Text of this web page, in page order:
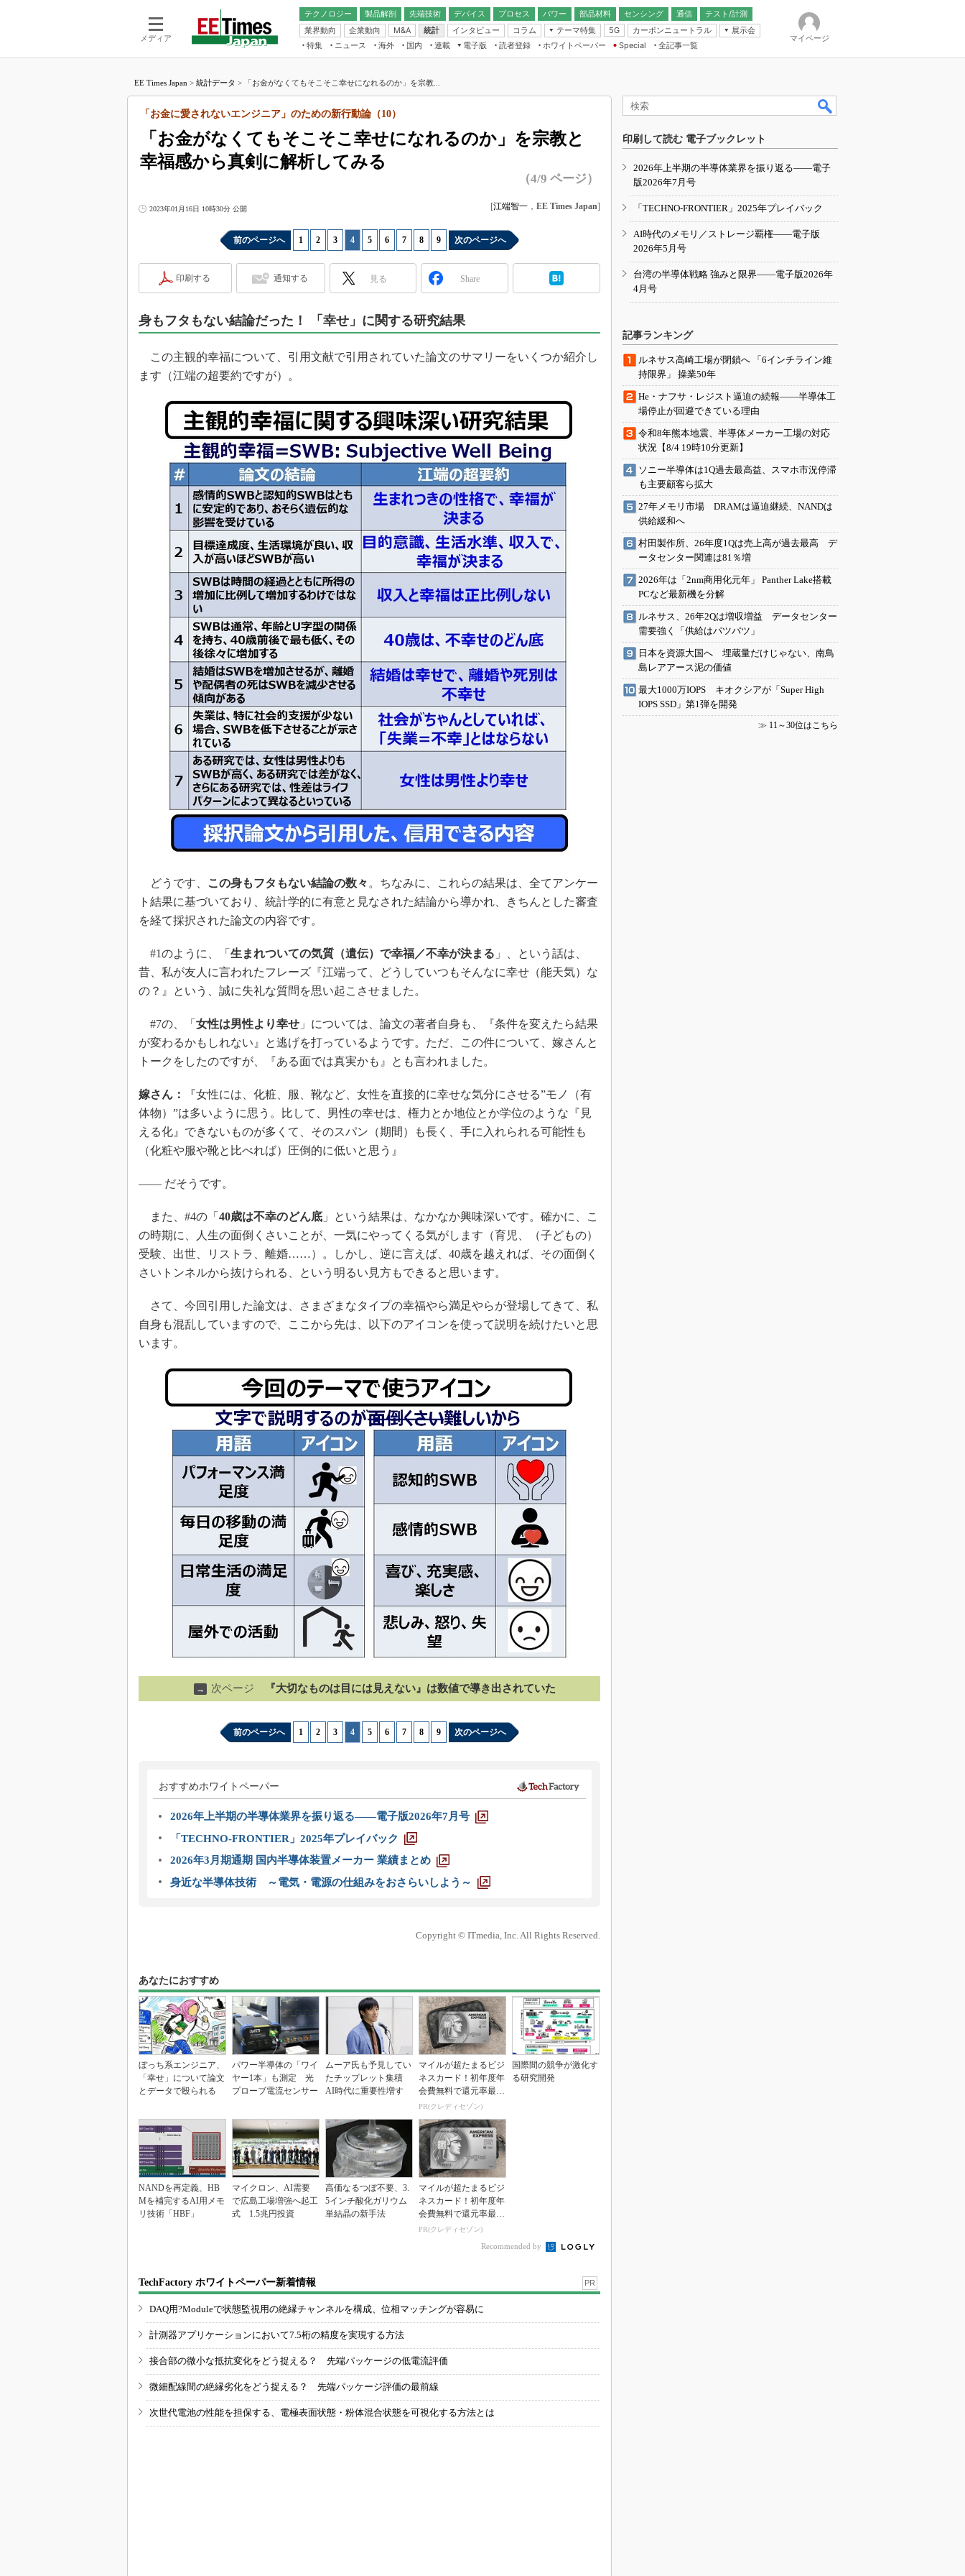
メディア
テクノロジー 製品解剖
先端技術
電池／エネルギー
デバイス
アナログ
マイコン
FPGA
プロセス パワー 部品材料 センシング
通信
無線
テスト/計測
業界動向
企業動向 M&A 統計 インタビュー コラム
テーマ特集
フィジカルAI
読者調査（EE Times Research）
電源設計（EDN Japan）
Japan）
5G カーボンニュートラル
展示会
IoT・エッジコンピューティング
EXPO
TECHNO-FRONTIER
人とくるま展
特集 ニュース 海外 国内
連載
福田昭のデバイス通信
湯之上隆のナノフォーカス
大山聡の業界スコープ
大原雄介のエレ・組み込みプレイバ
ック
踊るバズワード ～Behind the
Buzzword
この10年で起こったこと、次の10年
で起こること
光伝送技術を知る
“異端児エンジニア”が仕掛けた社内
改革、執念の180日
イノベーションは日本を救うのか
JASA発IoT通信
IHSアナリスト「未来展望」
「英語に愛されないエンジニア」の
ための新行動論
電子版
電子ブックレット
読者登録 ホワイトペーパー
Special
全記事一覧
マイページ
EE Times Japan > 統計データ > 「お金がなくてもそこそこ幸せになれるのか」を宗教...
「お金がなくてもそこそこ幸せになれるのか」を宗教と
幸福感から真剣に解析してみる
「お金に愛されないエンジニア」のための新行動論（10）
（4/9 ページ）
2023年01月16日 10時30分 公開 [江端智一 ， EE Times Japan]
前のページへ 1 2 3 4 5 6 7 8 9 次のページへ
印刷する 通知する 見る Share
身もフタもない結論だった！ 「幸せ」に関する研究結果
この主観的幸福について、引用文献で引用されていた論文のサマリーをいくつか紹介し
ます（江端の超要約ですが）。
どうです、 この身もフタもない結論の数々 。ちなみに、これらの結果は、全てアンケー
ト結果に基づいており、統計学的に有意と見なされた結論から導かれ、きちんとした審査
を経て採択された論文の内容です。
#1のように、「 生まれついての気質（遺伝）で幸福／不幸が決まる 」、という話は、
昔、私が友人に言われたフレーズ『江端って、どうしていつもそんなに幸せ（能天気）な
の？』という、誠に失礼な質問を思い起こさせました。
#7の、「 女性は男性より幸せ 」については、論文の著者自身も、『条件を変えたら結果
が変わるかもしれない』と逃げを打っているようです。ただ、この件について、嫁さんと
トークをしたのですが、『ある面では真実かも』とも言われました。
嫁さん：
『女性には、化粧、服、靴など、女性を直接的に幸せな気分にさせる”モノ（有
体物）”は多いように思う。比して、男性の幸せは、権力とか地位とか学位のような『見
える化』できないものが多くて、そのスパン（期間）も長く、手に入れられる可能性も
（化粧や服や靴と比べれば）圧倒的に低いと思う』
―― だそうです。
また、#4の「 40歳は不幸のどん底 」という結果は、なかなか興味深いです。確かに、こ
の時期に、人生の面倒くさいことが、一気にやってくる気がします（育児、（子どもの）
受験、出世、リストラ、離婚……）。しかし、逆に言えば、40歳を越えれば、その面倒く
さいトンネルから抜けられる、という明るい見方もできると思います。
さて、今回引用した論文は、さまざまなタイプの幸福やら満足やらが登場してきて、私
自身も混乱していますので、ここから先は、以下のアイコンを使って説明を続けたいと思
います。
→ 次ページ 『大切なものは目には見えない』は数値で導き出されていた
前のページへ 1 2 3 4 5 6 7 8 9 次のページへ
おすすめホワイトペーパー
2026年上半期の半導体業界を振り返る――電子版2026年7月号
「TECHNO-FRONTIER」2025年プレイバック
2026年3月期通期 国内半導体装置メーカー 業績まとめ
身近な半導体技術 ～電気・電源の仕組みをおさらいしよう～
Copyright © ITmedia, Inc. All Rights Reserved.
あなたにおすすめ
ぼっち系エンジニア、
「幸せ」について論文
とデータで殴られる
パワー半導体の「ワイ
ヤー1本」も測定 光
プローブ電流センサー
ムーア氏も予見してい
たチップレット集積
AI時代に重要性増す
マイルが超たまるビジ
ネスカード！初年度年
会費無料で還元率最大
1.125%
PR(クレディセゾン)
国際間の競争が激化す
る研究開発
NANDを再定義、HB
Mを補完するAI用メモ
リ技術「HBF」
マイクロン、AI需要
で広島工場増強へ起工
式 1.5兆円投資
高価なるつぼ不要、3.
5インチ酸化ガリウム
単結晶の新手法
マイルが超たまるビジ
ネスカード！初年度年
会費無料で還元率最大
1.125%
PR(クレディセゾン)
Recommended by
TechFactory ホワイトペーパー新着情報 PR
DAQ用?Moduleで状態監視用の絶縁チャンネルを構成、位相マッチングが容易に
計測器アプリケーションにおいて7.5桁の精度を実現する方法
接合部の微小な抵抗変化をどう捉える？ 先端パッケージの低電流評価
微細配線間の絶縁劣化をどう捉える？ 先端パッケージ評価の最前線
次世代電池の性能を担保する、電極表面状態・粉体混合状態を可視化する方法とは
印刷して読む 電子ブックレット
2026年上半期の半導体業界を振り返る――電子
版2026年7月号
「TECHNO-FRONTIER」2025年プレイバック
AI時代のメモリ／ストレージ覇権――電子版
2026年5月号
台湾の半導体戦略 強みと限界――電子版2026年
4月号
記事ランキング
ルネサス高崎工場が閉鎖へ 「6インチライン維
持限界」 操業50年
He・ナフサ・レジスト逼迫の続報――半導体工
場停止が回避できている理由
令和8年熊本地震、半導体メーカー工場の対応
状況【8/4 19時10分更新】
ソニー半導体は1Q過去最高益、スマホ市況停滞
も主要顧客ら拡大
27年メモリ市場 DRAMは逼迫継続、NANDは
供給緩和へ
村田製作所、26年度1Qは売上高が過去最高 デ
ータセンター関連は81％増
2026年は「2nm商用化元年」 Panther Lake搭載
PCなど最新機を分解
ルネサス、26年2Qは増収増益 データセンター
需要強く「供給はパツパツ」
日本を資源大国へ 埋蔵量だけじゃない、南鳥
島レアアース泥の価値
最大1000万IOPS キオクシアが「Super High
IOPS SSD」第1弾を開発
≫ 11～30位はこちら